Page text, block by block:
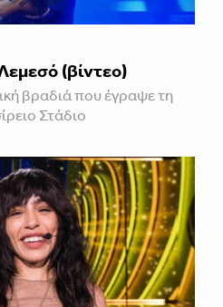
(βίντεο)
βραδιά που έγραψε τη
Στάδιο